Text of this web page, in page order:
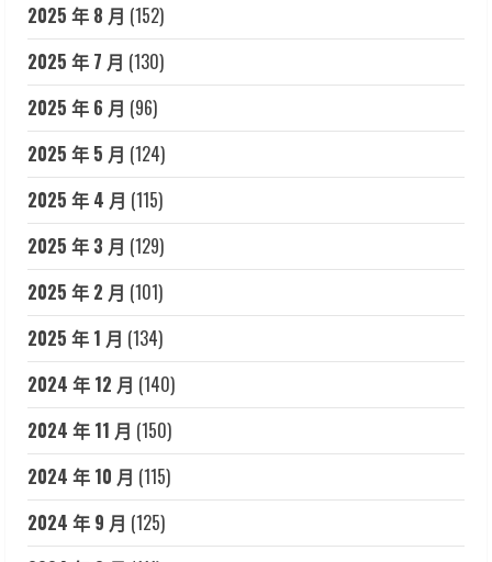
2025 年 8 月 (152)
2025 年 7 月 (130)
2025 年 6 月 (96)
2025 年 5 月 (124)
2025 年 4 月 (115)
2025 年 3 月 (129)
2025 年 2 月 (101)
2025 年 1 月 (134)
2024 年 12 月 (140)
2024 年 11 月 (150)
2024 年 10 月 (115)
2024 年 9 月 (125)